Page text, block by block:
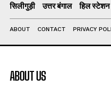
सिलीगुड़ी उत्तर बंगाल हिल स्टेशन
ABOUT CONTACT PRIVACY
ABOUT US